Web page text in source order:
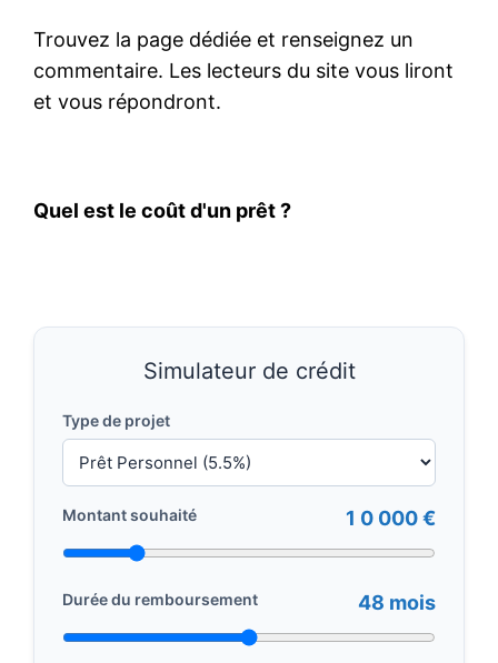
Trouvez la page dédiée et renseignez un
commentaire. Les lecteurs du site vous liront
et vous répondront.
Quel est le coût d'un prêt ?
Simulateur de crédit
Type de projet
Montant souhaité 1 0 000 €
Durée du remboursement 48 mois